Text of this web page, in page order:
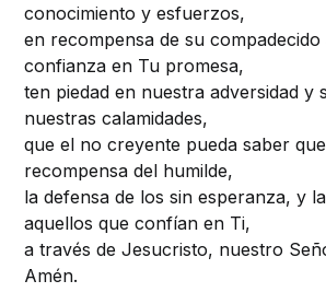
conocimiento y esfuerzos,
en recompensa de su
confianza en Tu promesa,
ten piedad en nuestra adversidad y
nuestras calamidades,
que el no creyente pueda saber
recompensa del humilde,
la defensa de los sin esperanza, y
aquellos que confían en Ti,
a través de Jesucristo, nuestro
Amén.